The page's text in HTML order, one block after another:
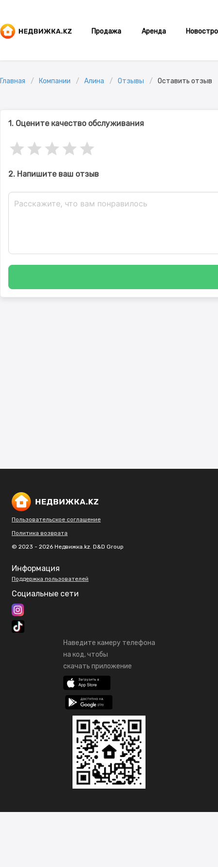
Продажа Аренда
Главная Компании Алина Отзывы Оставить отзыв
1. Оцените качество обслуживания
2. Напишите ваш отзыв
Пользовательское соглашение
Политика возврата
© 2023 - 2026 Недвижка.kz. D&D Group
Информация
Поддержка пользователей
Социальные сети
Наведите камеру телефона
на код, чтобы
скачать приложение